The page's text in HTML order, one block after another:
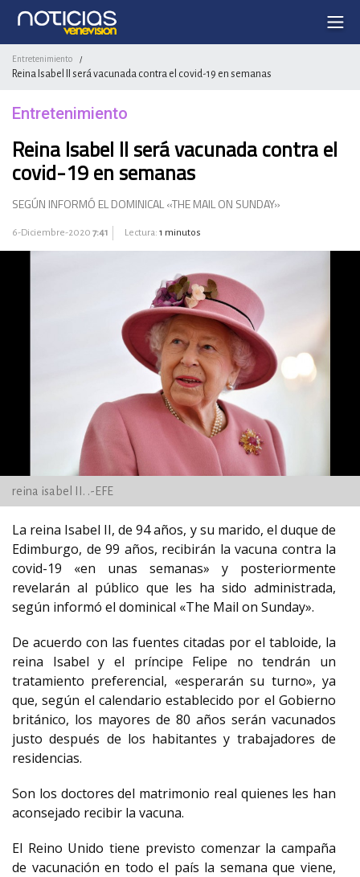
Entretenimiento /
Reina Isabel II será vacunada contra el covid-19 en semanas
Entretenimiento
Reina Isabel II será vacunada contra el
covid-19 en semanas
SEGÚN INFORMÓ EL DOMINICAL «THE MAIL ON SUNDAY»
6-Diciembre-2020 7:41 Lectura: 1 minutos
reina isabel II. .-EFE
La reina Isabel II, de 94 años, y su marido, el duque de
Edimburgo, de 99 años, recibirán la vacuna contra la
covid-19 «en unas semanas» y posteriormente
revelarán al público que les ha sido administrada,
según informó el dominical «The Mail on Sunday».
De acuerdo con las fuentes citadas por el tabloide, la
reina Isabel y el príncipe Felipe no tendrán un
tratamiento preferencial, «esperarán su turno», ya
que, según el calendario establecido por el Gobierno
británico, los mayores de 80 años serán vacunados
justo después de los habitantes y trabajadores de
residencias.
Son los doctores del matrimonio real quienes les han
aconsejado recibir la vacuna.
El Reino Unido tiene previsto comenzar la campaña
de vacunación en todo el país la semana que viene,